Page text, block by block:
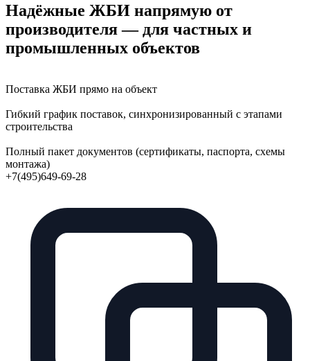
Надёжные ЖБИ напрямую от
производителя — для частных и
промышленных объектов
Поставка ЖБИ прямо на объект
Гибкий график поставок, синхронизированный с этапами
строительства
Полный пакет документов (сертификаты, паспорта, схемы
монтажа)
+7(495)649-69-28